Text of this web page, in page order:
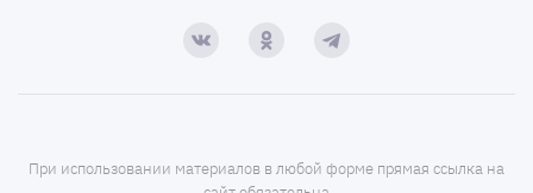
При использовании материалов в любой форме прямая ссылка на